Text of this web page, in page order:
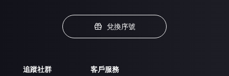
兌換序號
追蹤社群 客戶服務